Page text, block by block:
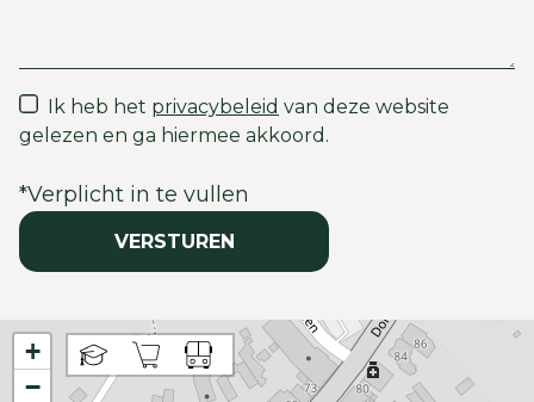
Ik heb het privacybeleid van deze website
gelezen en ga hiermee akkoord.
*Verplicht in te vullen
VERSTUREN
+
−